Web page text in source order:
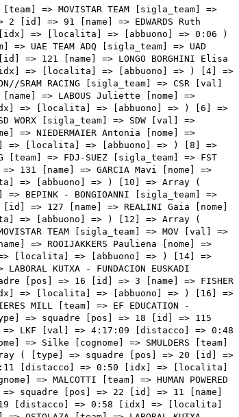
[sigla_team] => LAJ [val] => 4:17:09 [distacco] => 0:48 [idx] => [localita] => [abbuono] => ) [19] => Array ( [type] => squadre [pos] => 20 [id] => 206 [name] => PERSICO Silvia [nome] => Silvia [cognome] => PERSICO [team] => UAE TEAM ADQ [sigla_team] => UAD [val] => 4:17:11 [distacco] => 0:50 [idx] => [localita] => [abbuono] => ) [20] => Array ( [type] => squadre [pos] => 21 [id] => 94 [name] => MALCOTTI Barbara [nome] => Barbara [cognome] => MALCOTTI [team] => HUMAN POWERED HEALTH [sigla_team] => HPH [val] => 4:17:16 [distacco] => 0:55 [idx] => [localita] => [abbuono] => ) [21] => Array ( [type] => squadre [pos] => 22 [id] => 11 [name] => LE COURT Kim [nome] => Kim [cognome] => LE COURT [team] => AG INSURANCE - SOUDAL TEAM [sigla_team] => AGS [val] => 4:17:19 [distacco] => 0:58 [idx] => [localita] => [abbuono] => ) [22] => Array ( [type] => squadre [pos] => 23 [id] => 112 [name] => OSTOLAZA Usoa [nome] => Usoa [cognome] => OSTOLAZA [team] => LABORAL KUTXA - FUNDACION EUSKADI [sigla_team] => LKF [val] => 4:17:39 [distacco] => 01:18 [idx] => [localita] => [abbuono] => ) [23] => Array ( [type] => squadre [pos] => 24 [id] => 212 [name] => AALERUD Katrine [nome] => Katrine [cognome] => AALERUD [team] => UNO-X MOBILITY [sigla_team] => UXM [val] => 4:17:45 [distacco] => 01:24 [idx] => [localita] => [abbuono] => ) [24] => Array ( [type] => squadre [pos] => 25 [id] => 42 [name] => ARZUFFI Alice Maria [nome]